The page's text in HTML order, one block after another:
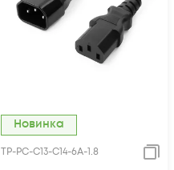
Новинка
TP-PC-С13-С14-6A-1.8